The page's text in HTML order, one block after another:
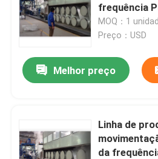
frequência
MOQ：1
Preço：USD
Melhor preço
Linha de
da